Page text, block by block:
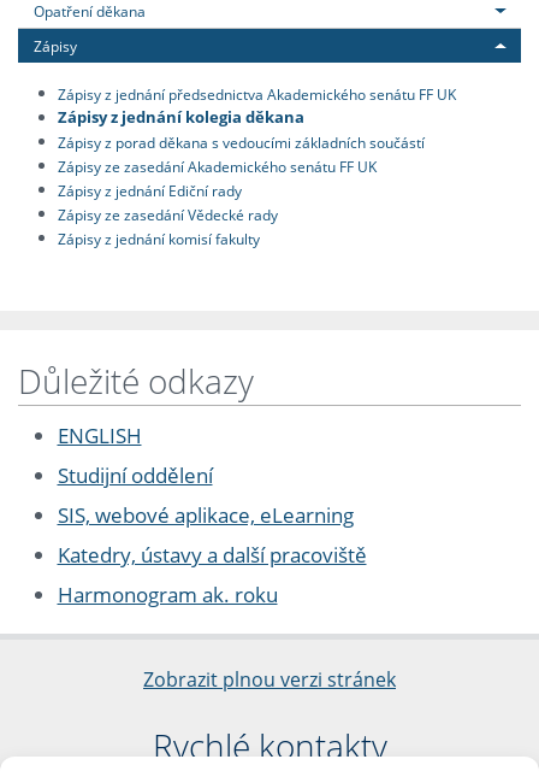
Opatření děkana
Zápisy
Zápisy z jednání předsednictva Akademického senátu FF UK
Zápisy z jednání kolegia děkana
Zápisy z porad děkana s vedoucími základních součástí
Zápisy ze zasedání Akademického senátu FF UK
Zápisy z jednání Ediční rady
Zápisy ze zasedání Vědecké rady
Zápisy z jednání komisí fakulty
Důležité odkazy
ENGLISH
Studijní oddělení
SIS, webové aplikace, eLearning
Katedry, ústavy a další pracoviště
Harmonogram ak. roku
Zobrazit plnou verzi stránek
Rychlé kontakty